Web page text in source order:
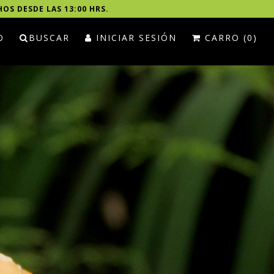
DESDE LAS 13:00 HRS.
BUSCAR INICIAR SESIÓN CARRO (0)